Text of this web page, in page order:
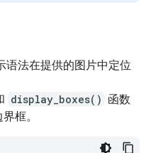
语法在提供的图片中定位
display_boxes() 函数
框。